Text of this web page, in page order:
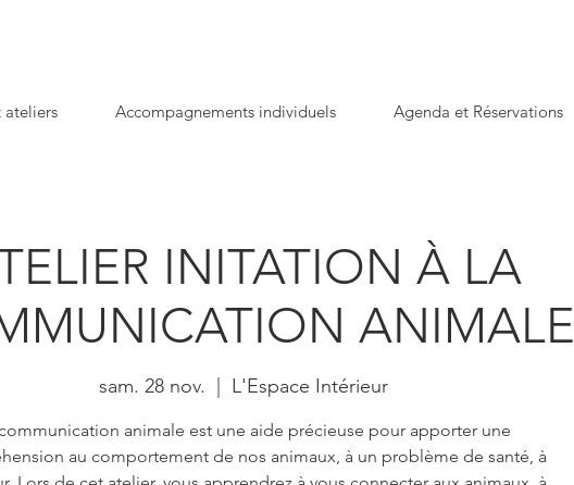
ateliers Accompagnements individuels Agenda et Réservations
INITATION À LA
ANIMALE
sam. 28 nov. L'Espace Intérieur
animale est une aide précieuse pour apporter une
au comportement de nos animaux, à un problème de santé, à